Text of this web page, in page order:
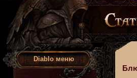
Diablo меню